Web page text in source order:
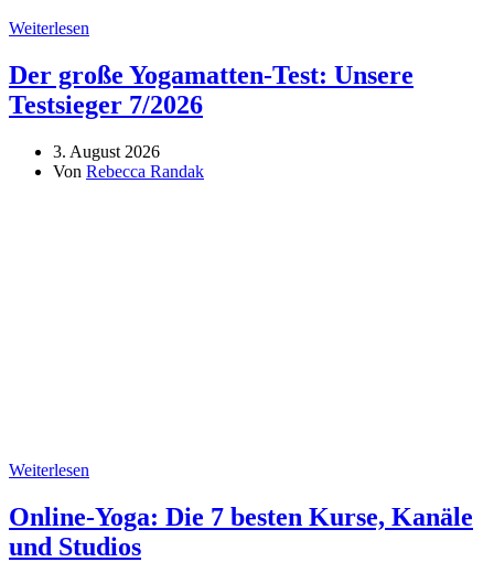
Weiterlesen
Der große Yogamatten-Test: Unsere
Testsieger 7/2026
3. August 2026
Von Rebecca Randak
Weiterlesen
Online-Yoga: Die 7 besten Kurse, Kanäle
und Studios